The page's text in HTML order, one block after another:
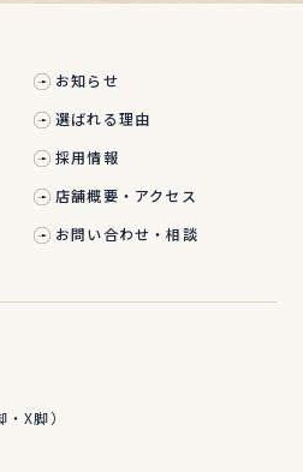
お知らせ
選ばれる理由
採用情報
店舗概要・アクセス
お問い合わせ・相談
X脚）